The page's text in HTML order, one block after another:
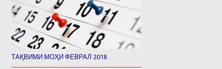
ТАҚВИМИ МОҲИ ФЕВРАЛ 2018